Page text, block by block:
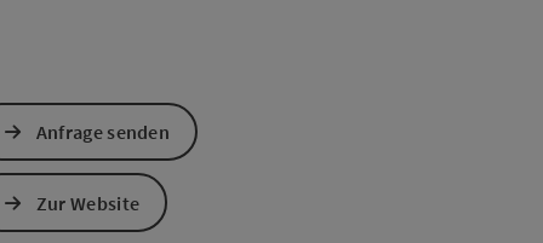
Anfrage senden
Zur Website